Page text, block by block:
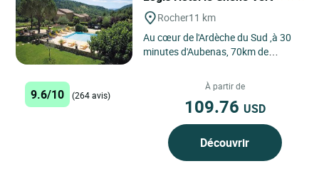
Rocher11 km
Au cœur de l'Ardèche du Sud ,à 30
minutes d'Aubenas, 70km de
médiévale de Largentière...
9.6/10 (264 avis)
À partir de
109.76 USD
Découvrir